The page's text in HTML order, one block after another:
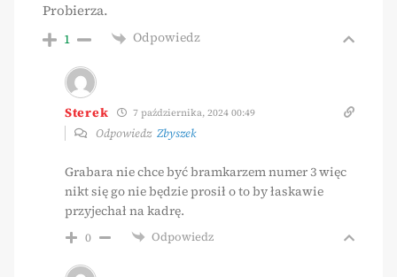
Probierza.
1 Odpowiedz
Sterek 7 października, 2024 00:49
Odpowiedz Zbyszek
Grabara nie chce być bramkarzem numer 3 więc
nikt się go nie będzie prosił o to by łaskawie
przyjechał na kadrę.
0 Odpowiedz